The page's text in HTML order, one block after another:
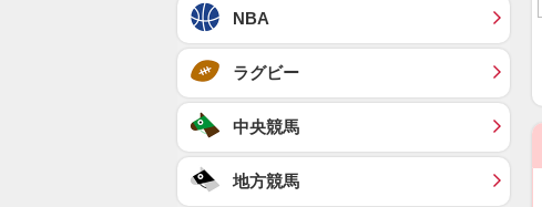
NBA
ラグビー
中央競馬
地方競馬